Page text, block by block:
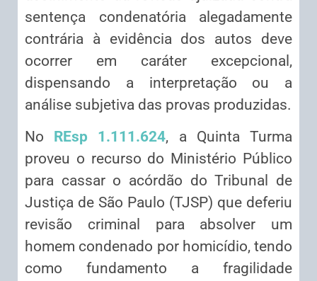
sentença condenatória alegadamente
contrária à evidência dos autos deve
ocorrer em caráter excepcional,
dispensando a interpretação ou a
análise subjetiva das provas produzidas.
No
REsp 1.111.624, a Quinta Turma
proveu o recurso do Ministério Público
para cassar o acórdão do Tribunal de
Justiça de São Paulo (TJSP) que deferiu
revisão criminal para absolver um
homem condenado por homicídio, tendo
como fundamento a fragilidade